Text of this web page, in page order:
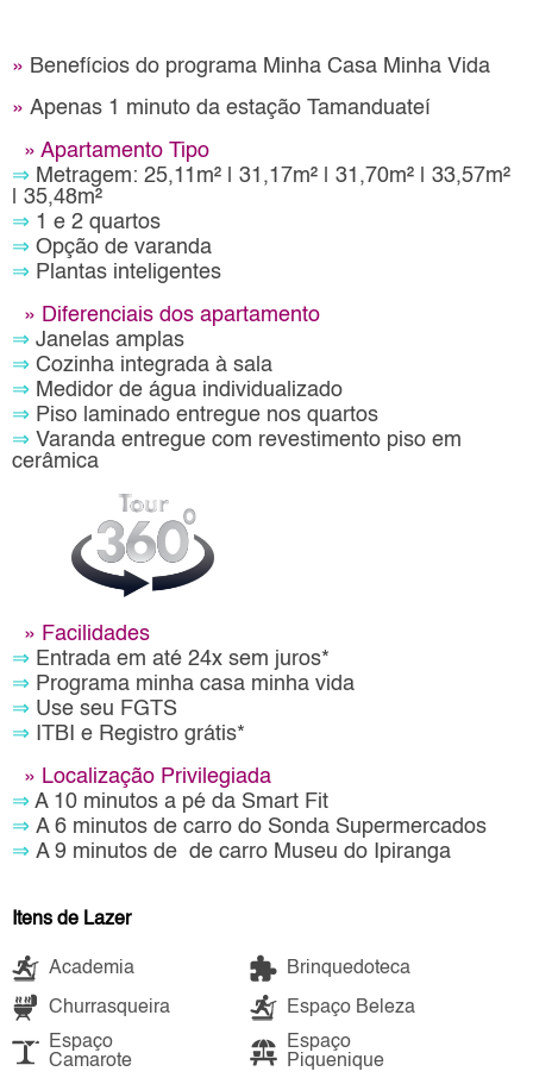
» Benefícios do programa Minha Casa Minha Vida
» Apenas 1 minuto da estação Tamanduateí
» Apartamento Tipo
⇒ Metragem: 25,11m² | 31,17m² | 31,70m² | 33,57m²
| 35,48m²
⇒ 1 e 2 quartos
⇒ Opção de varanda
⇒ Plantas inteligentes
» Diferenciais dos apartamento
⇒ Janelas amplas
⇒ Cozinha integrada à sala
⇒ Medidor de água individualizado
⇒ Piso laminado entregue nos quartos
⇒ Varanda entregue com revestimento piso em
cerâmica
» Facilidades
⇒ Entrada em até 24x sem juros*
⇒ Programa minha casa minha vida
⇒ Use seu FGTS
⇒ ITBI e Registro grátis*
» Localização Privilegiada
⇒ A 10 minutos a pé da Smart Fit
⇒ A 6 minutos de carro do Sonda Supermercados
⇒ A 9 minutos de de carro Museu do Ipiranga
Itens de Lazer
Academia Brinquedoteca
Churrasqueira
Espaço Beleza
Espaço
Camarote
Espaço
Piquenique